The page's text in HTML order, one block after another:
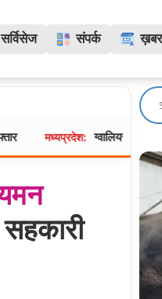
सर्विसेज संपर्क
ग्वालियर में MITS की बीटेक